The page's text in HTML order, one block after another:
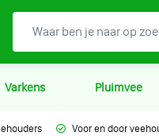
Varkens Pluimvee
Voor en door